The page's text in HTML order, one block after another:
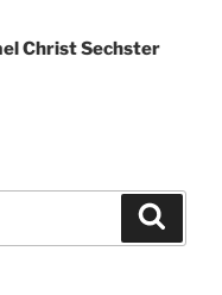
Christ Sechster